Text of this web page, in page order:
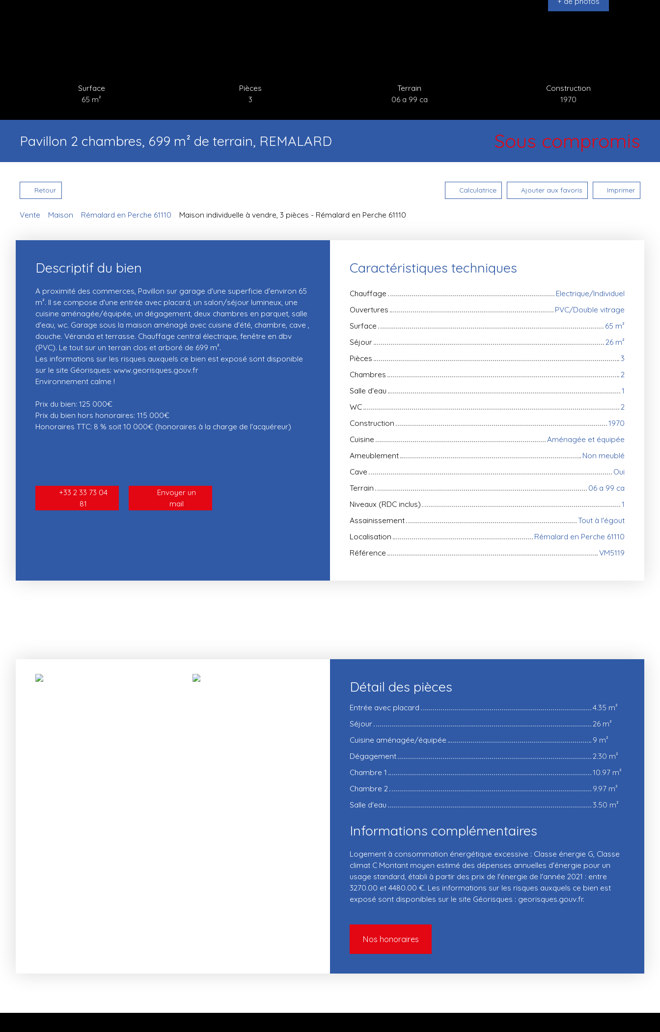
Surface
65 m²
Pièces
3
Terrain
06 a 99 ca
Construction
1970
Pavillon 2 chambres, 699 m² de terrain, REMALARD Sous compromis
Retour Calculatrice Ajouter aux favoris Imprimer
Vente Maison Rémalard en Perche 61110 Maison individuelle à vendre, 3 pièces - Rémalard en Perche 61110
Descriptif du bien
A proximité des commerces, Pavillon sur garage d'une superficie d'environ 65
m². Il se compose d'une entrée avec placard, un salon/séjour lumineux, une
cuisine aménagée/équipée, un dégagement, deux chambres en parquet, salle
d'eau, wc. Garage sous la maison aménagé avec cuisine d'été, chambre, cave ,
douche. Véranda et terrasse. Chauffage central électrique, fenêtre en dbv
(PVC). Le tout sur un terrain clos et arboré de 699 m².
Les informations sur les risques auxquels ce bien est exposé sont disponible
sur le site Géorisques: www.georisques.gouv.fr
Environnement calme !
Prix du bien: 125 000€
Prix du bien hors honoraires: 115 000€
Honoraires TTC: 8 % soit 10 000€ (honoraires à la charge de l'acquéreur)
+33 2 33 73 04
81
Envoyer un
mail
Caractéristiques techniques
Chauffage
Electrique/Individuel
Ouvertures
PVC/Double vitrage
Surface
65 m²
Séjour
26 m²
Pièces
3
Chambres
2
Salle d'eau
1
WC
2
Construction
1970
Cuisine
Aménagée et équipée
Ameublement
Non meublé
Cave
Oui
Terrain
06 a 99 ca
Niveaux (RDC inclus)
1
Assainissement
Tout à l'égout
Localisation
Rémalard en Perche 61110
Référence
VM5119
Détail des pièces
Entrée avec placard
4.35 m²
Séjour
26 m²
Cuisine aménagée/équipée
9 m²
Dégagement
2.30 m²
Chambre 1
10.97 m²
Chambre 2
9.97 m²
Salle d'eau
3.50 m²
Informations complémentaires
Logement à consommation énergétique excessive : Classe énergie G, Classe
climat C Montant moyen estimé des dépenses annuelles d'énergie pour un
usage standard, établi à partir des prix de l'énergie de l'année 2021 : entre
3270.00 et 4480.00 €. Les informations sur les risques auxquels ce bien est
exposé sont disponibles sur le site Géorisques : georisques.gouv.fr.
Nos honoraires